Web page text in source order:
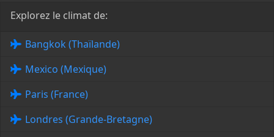
Explorez le climat de:
Bangkok (Thaïlande)
Mexico (Mexique)
Paris (France)
Londres (Grande-Bretagne)